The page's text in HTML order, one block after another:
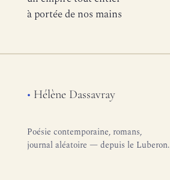
à portée de nos mains
• Hélène Dassavray
Poésie contemporaine, romans,
journal aléatoire — depuis le Luberon.